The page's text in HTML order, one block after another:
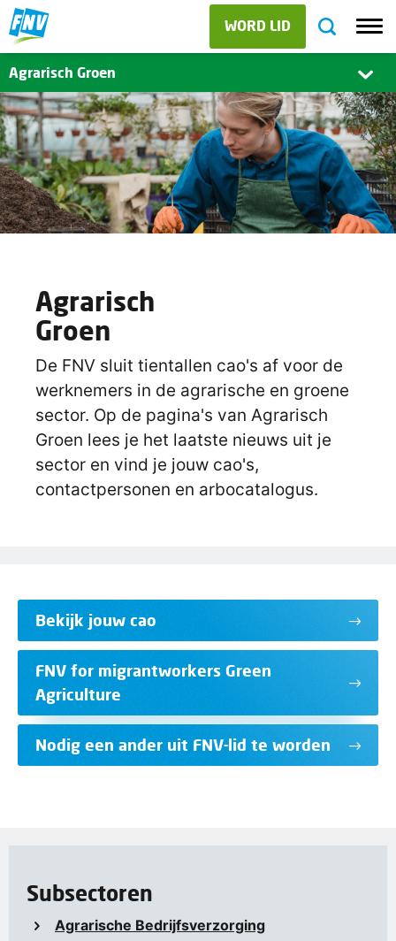
WORD LID
Agrarisch Groen
Agrarisch
Groen
De FNV sluit tientallen cao's af voor de
werknemers in de agrarische en groene
sector. Op de pagina's van Agrarisch
Groen lees je het laatste nieuws uit je
sector en vind je jouw cao's,
contactpersonen en arbocatalogus.
Bekijk jouw cao
FNV for migrantworkers Green
Agriculture
Nodig een ander uit FNV-lid te worden
Subsectoren
Agrarische Bedrijfsverzorging